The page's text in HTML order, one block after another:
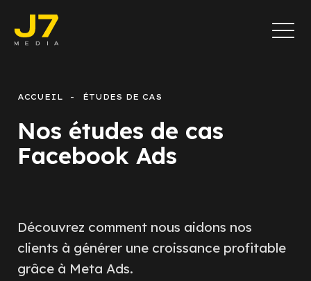
ACCUEIL ÉTUDES DE CAS
Nos études de cas
Facebook Ads
Découvrez comment nous aidons nos
clients à générer une croissance profitable
grâce à Meta Ads.